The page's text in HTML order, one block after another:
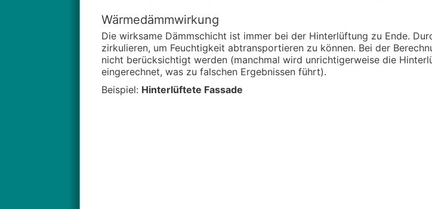
Wärmedämmwirkung
Die wirksame Dämmschicht ist immer bei der Hinterlüftung zu Ende.
zirkulieren, um Feuchtigkeit abtransportieren zu können. Bei der
nicht berücksichtigt werden (manchmal wird unrichtigerweise die
eingerechnet, was zu falschen Ergebnissen führt).
Beispiel: Hinterlüftete Fassade